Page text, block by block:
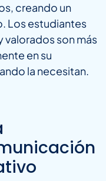
creando un
Los estudiantes
valorados son más
en su
la necesitan.